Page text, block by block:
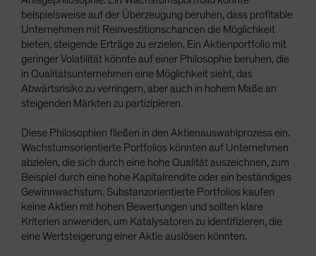
beispielsweise auf der Überzeugung beruhen, dass profitable
Unternehmen mit Reinvestitionschancen die Möglichkeit
bieten, steigende Erträge zu erzielen. Ein Aktienportfolio mit
geringer Volatilität könnte auf einer Philosophie beruhen, die
in Qualitätsunternehmen eine Möglichkeit sieht, das
Abwärtsrisiko zu verringern, aber auch in hohem Maße an
steigenden Märkten zu partizipieren.
Diese Philosophien fließen in den Aktienauswahlprozess ein.
Wachstumsorientierte Portfolios könnten auf Unternehmen
abzielen, die sich durch eine hohe Qualität auszeichnen, zum
Beispiel durch eine hohe Kapitalrendite oder ein beständiges
Gewinnwachstum. Substanzorientierte Portfolios kaufen
keine Aktien mit hohen Bewertungen und sollten klare
Kriterien anwenden, um Katalysatoren zu identifizieren, die
eine Wertsteigerung einer Aktie auslösen könnten.